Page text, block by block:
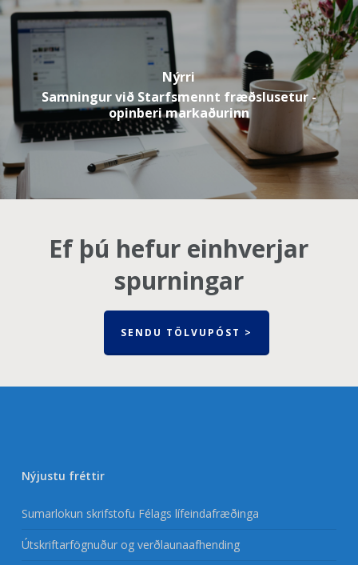
Nýrri
Samningur við Starfsmennt fræðslusetur -
opinberi markaðurinn
Ef þú hefur einhverjar
spurningar
SENDU TÖLVUPÓST >
Nýjustu fréttir
Sumarlokun skrifstofu Félags lífeindafræðinga
Útskriftarfögnuður og verðlaunaafhending